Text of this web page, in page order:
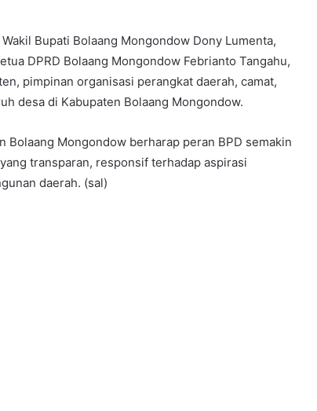
Bupati Bolaang Mongondow Dony Lumenta,
DPRD Bolaang Mongondow Febrianto Tangahu,
, pimpinan organisasi perangkat daerah, camat,
desa di Kabupaten Bolaang Mongondow.
Bolaang Mongondow berharap peran BPD semakin
transparan, responsif terhadap aspirasi
daerah. (sal)